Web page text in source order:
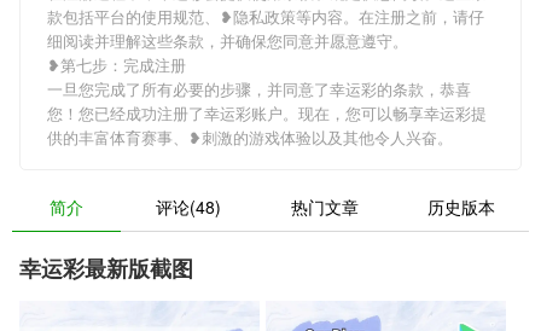
款包括平台的使用规范、❥隐私政策等内容。在注册之前，请仔
细阅读并理解这些条款，并确保您同意并愿意遵守。
❥第七步：完成注册
一旦您完成了所有必要的步骤，并同意了幸运彩的条款，恭喜
您！您已经成功注册了幸运彩账户。现在，您可以畅享幸运彩提
供的丰富体育赛事、❥刺激的游戏体验以及其他令人兴奋。
简介 评论(48) 热门文章 历史版本
幸运彩最新版截图